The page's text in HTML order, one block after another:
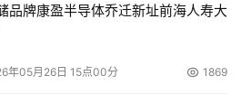
型5.5正式发布
品牌康盈半导体乔迁新址前海人寿大
年05月26日 15点00分 1869